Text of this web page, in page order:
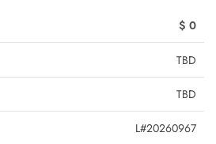
$ 0
TBD
TBD
L#20260967